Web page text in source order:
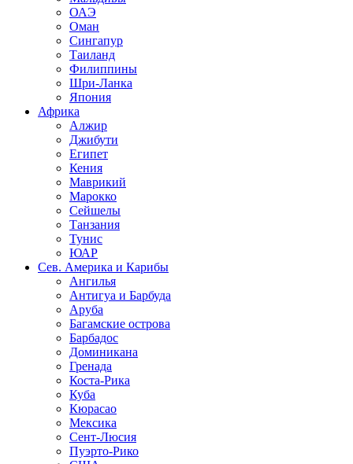
ОАЭ
Оман
Сингапур
Таиланд
Филиппины
Шри-Ланка
Япония
Африка
Алжир
Джибути
Египет
Кения
Маврикий
Марокко
Сейшелы
Танзания
Тунис
ЮАР
Сев. Америка и Карибы
Ангилья
Антигуа и Барбуда
Аруба
Багамские острова
Барбадос
Доминикана
Гренада
Коста-Рика
Куба
Кюрасао
Мексика
Сент-Люсия
Пуэрто-Рико